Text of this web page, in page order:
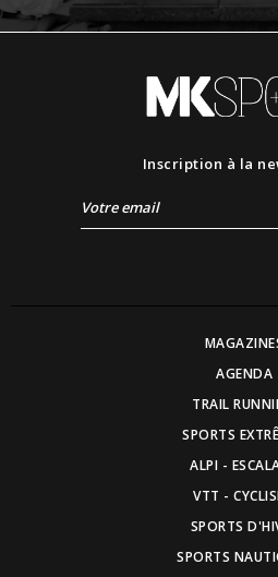
Inscription à la
AGENDA
TRAIL
SPORTS
ALPI -
VTT -
SPORTS
SPORTS